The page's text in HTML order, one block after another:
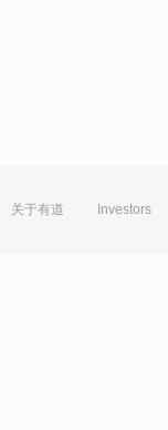
关于有道 Investors